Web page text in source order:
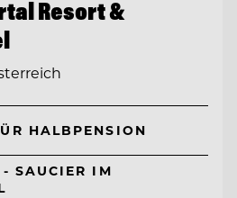
Resort &
HALBPENSION